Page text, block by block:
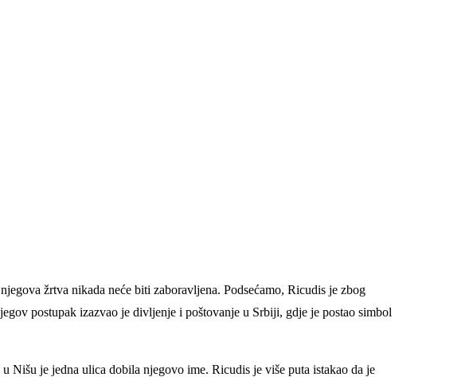
žrtva nikada neće biti zaboravljena. Podsećamo, Ricudis je zbog
postupak izazvao je divljenje i poštovanje u Srbiji, gdje je postao simbol
Nišu je jedna ulica dobila njegovo ime. Ricudis je više puta istakao da je